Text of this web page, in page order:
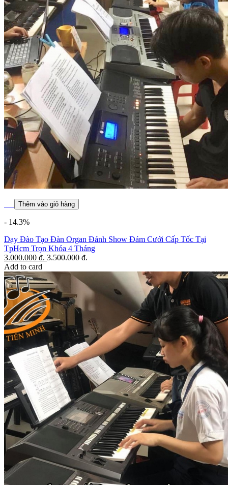
Thêm vào giỏ hàng
- 14.3%
Dạy Đào Tạo Đàn Organ Đánh Show Đám Cưới Cấp Tốc Tại
TpHcm Trọn Khóa 4 Tháng
3.000.000 đ. 3.500.000đ.
Add to card